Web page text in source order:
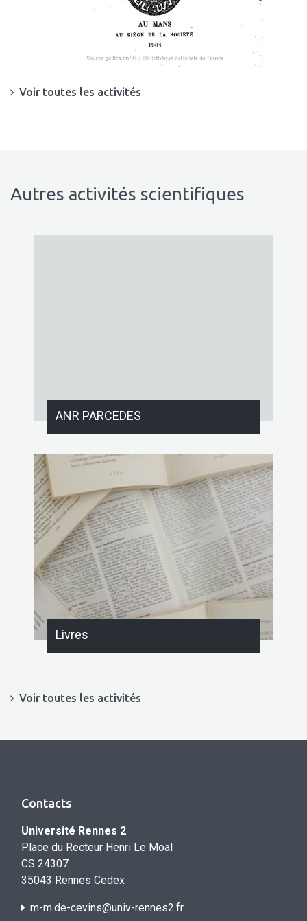
Voir toutes les activités
Autres activités scientifiques
ANR PARCEDES
Livres
Voir toutes les activités
Contacts
Université Rennes 2
Place du Recteur Henri Le Moal
CS 24307
35043 Rennes Cedex
m-m.de-cevins@univ-rennes2.fr